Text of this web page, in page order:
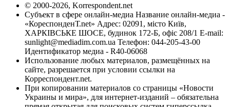
© 2000-2026, Korrespondent.net
Субъект в сфере онлайн-медиа Название онлайн-медиа -
«КореспонденТ.net» Адрес: 02091, місто Київ,
ХАРКІВСЬКЕ ШОСЕ, будинок 172-Б, офіс 208/1 E-mail:
sunlight@mediadim.com.ua Телефон: 044-205-43-00
Идентификатор медиа - R40-06068
Использование любых материалов, размещённых на
сайте, разрешается при условии ссылки на
Корреспондент.net.
При копировании материалов со страницы «Новости
Украины и мира», для интернет-изданий – обязательна